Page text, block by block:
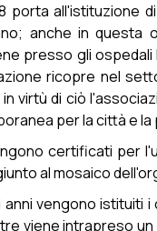
porta
anche in
presso gli
ricopre nel
virtù di ciò
per la città e la
certificati per
al mosaico
vengono
viene intrapreso